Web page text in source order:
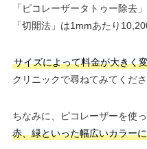
「ピコレーザータトゥー除去
「切開法」は1mmあたり
サイズによって料金が大きく
クリニックで尋ねてみてくださ
ちなみに、ピコレーザーを使
赤、緑といった幅広いカラー